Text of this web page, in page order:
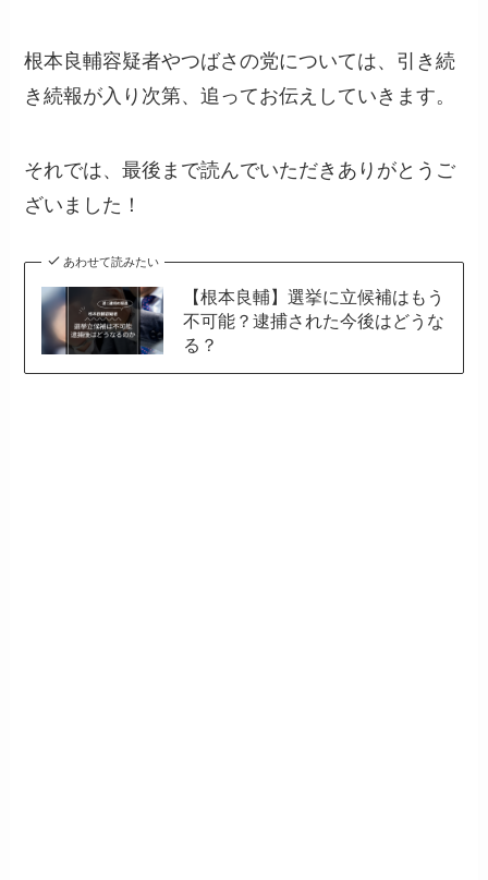
根本良輔容疑者やつばさの党については、引き続
き続報が入り次第、追ってお伝えしていきます。
それでは、最後まで読んでいただきありがとうご
ざいました！
あわせて読みたい
【根本良輔】選挙に立候補はもう
不可能？逮捕された今後はどうな
る？